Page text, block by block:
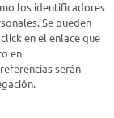
acá
los identificadores
Se pueden
en el enlace que
en
serán